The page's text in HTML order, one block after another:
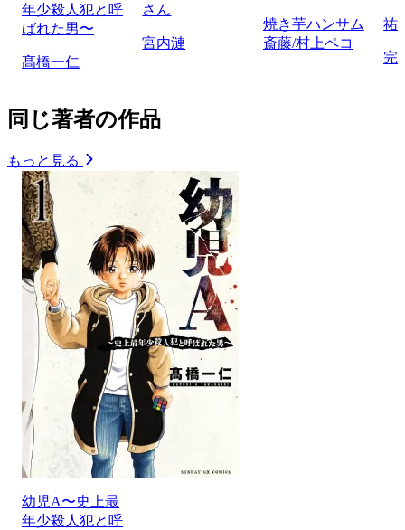
年少殺人犯と呼
ばれた男〜
髙橋一仁
さん
宮内漣
焼き芋ハンサム
斎藤/村上ペコ
祐
完
同じ著者の作品
もっと見る
幼児A〜史上最
年少殺人犯と呼